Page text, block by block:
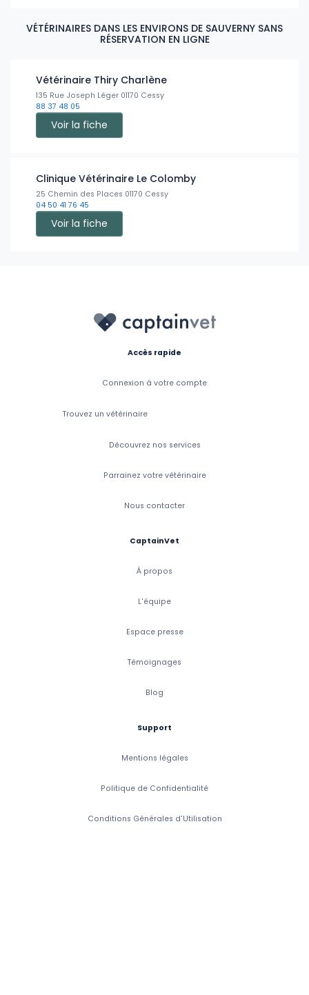
16:00
VÉTÉRINAIRES DANS LES ENVIRONS DE SAUVERNY SANS
RÉSERVATION EN LIGNE
Vétérinaire Thiry Charlène
135 Rue Joseph Léger 01170 Cessy
88 37 48 05
Voir la fiche
Clinique Vétérinaire Le Colomby
25 Chemin des Places 01170 Cessy
04 50 41 76 45
Voir la fiche
Accès rapide
Connexion à votre compte
Trouvez un vétérinaire
Découvrez nos services
Parrainez votre vétérinaire
Nous contacter
CaptainVet
À propos
L'équipe
Espace presse
Témoignages
Blog
Support
Mentions légales
Politique de Confidentialité
Conditions Générales d'Utilisation